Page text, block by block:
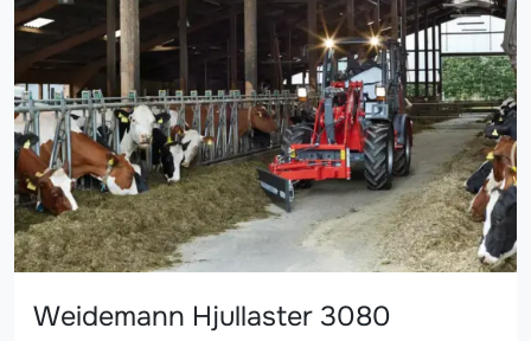
Weidemann Hjullaster 3080